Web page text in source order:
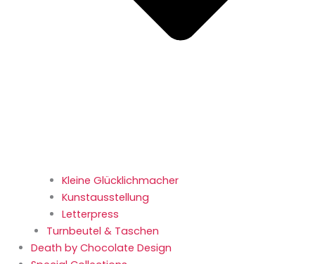
Kleine Glücklichmacher
Kunstausstellung
Letterpress
Turnbeutel & Taschen
Death by Chocolate Design